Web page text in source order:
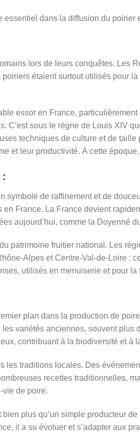
essentiel dans la diffusion du
lors de leurs conquêtes. Les
étaient surtout utilisés pour
essor en France,
C’est sous le règne de Louis XIV
techniques de culture et de
et leur productivité. À cette
:
symbole de raffinement et de
France. La France devient
aujourd’hui, comme la Doyenné
patrimoine fruitier national. Les
Alpes et Centre-Val-de-Loire :
utilisés en menuiserie et pour la
plan dans la production de
variétés anciennes, souvent
contribuant à la biodiversité et à
les traditions locales. Des
recettes traditionnelles,
vie de poire.
plus qu’un simple producteur
il a su évoluer et s’adapter aux